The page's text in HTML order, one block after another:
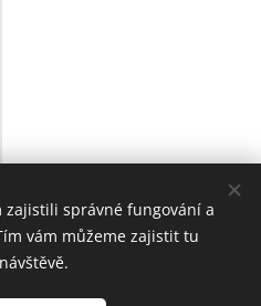
Všechna práva vyhrazena.
zajistili správné fungování a
vám můžeme zajistit tu